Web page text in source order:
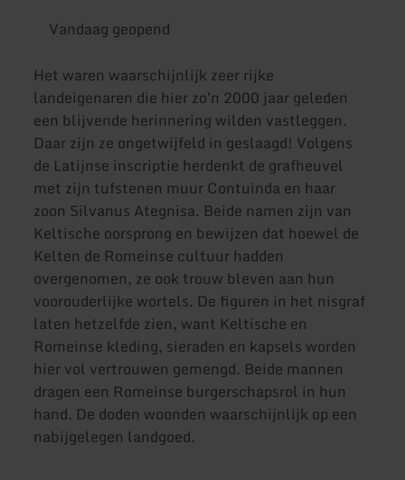
Vandaag geopend
Het waren waarschijnlijk zeer rijke
landeigenaren die hier zo'n 2000 jaar geleden
een blijvende herinnering wilden vastleggen.
Daar zijn ze ongetwijfeld in geslaagd! Volgens
de Latijnse inscriptie herdenkt de grafheuvel
met zijn tufstenen muur Contuinda en haar
zoon Silvanus Ategnisa. Beide namen zijn van
Keltische oorsprong en bewijzen dat hoewel de
Kelten de Romeinse cultuur hadden
overgenomen, ze ook trouw bleven aan hun
voorouderlijke wortels. De figuren in het nisgraf
laten hetzelfde zien, want Keltische en
Romeinse kleding, sieraden en kapsels worden
hier vol vertrouwen gemengd. Beide mannen
dragen een Romeinse burgerschapsrol in hun
hand. De doden woonden waarschijnlijk op een
nabijgelegen landgoed.